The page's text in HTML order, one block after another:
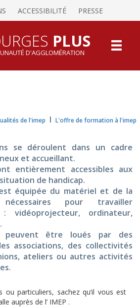
ACCESSIBILITÉ PRESSE
PLUS
D'AGGLOMÉRATION
de l'imep I L'offre de formation à l'imep
se déroulent dans un cadre
et accueillant.
entièrement accessibles aux
de handicap.
équipée du matériel et de la
nécessaires pour travailler
: vidéoprojecteur, ordinateur,
peuvent être loués par des
associations, des collectivités
ateliers ou autres activités
ou particuliers, sachez qu’il vous est
auprès de l’ IMEP .